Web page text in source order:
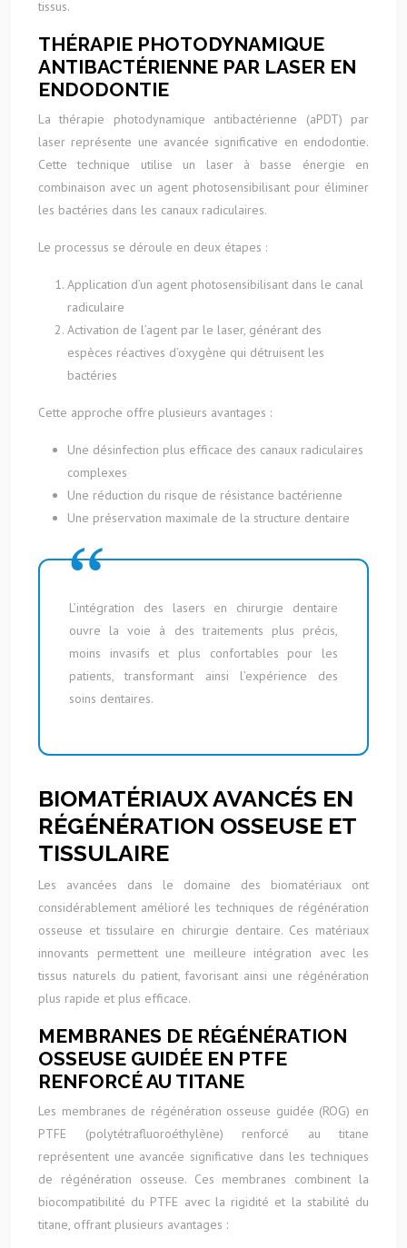
tissus.
THÉRAPIE PHOTODYNAMIQUE
ANTIBACTÉRIENNE PAR LASER EN
ENDODONTIE
La thérapie photodynamique antibactérienne (aPDT) par
laser représente une avancée significative en endodontie.
Cette technique utilise un laser à basse énergie en
combinaison avec un agent photosensibilisant pour éliminer
les bactéries dans les canaux radiculaires.
Le processus se déroule en deux étapes :
Application d’un agent photosensibilisant dans le canal
radiculaire
Activation de l’agent par le laser, générant des
espèces réactives d’oxygène qui détruisent les
bactéries
Cette approche offre plusieurs avantages :
Une désinfection plus efficace des canaux radiculaires
complexes
Une réduction du risque de résistance bactérienne
Une préservation maximale de la structure dentaire
L’intégration des lasers en chirurgie dentaire
ouvre la voie à des traitements plus précis,
moins invasifs et plus confortables pour les
patients, transformant ainsi l’expérience des
soins dentaires.
BIOMATÉRIAUX AVANCÉS EN
RÉGÉNÉRATION OSSEUSE ET
TISSULAIRE
Les avancées dans le domaine des biomatériaux ont
considérablement amélioré les techniques de régénération
osseuse et tissulaire en chirurgie dentaire. Ces matériaux
innovants permettent une meilleure intégration avec les
tissus naturels du patient, favorisant ainsi une régénération
plus rapide et plus efficace.
MEMBRANES DE RÉGÉNÉRATION
OSSEUSE GUIDÉE EN PTFE
RENFORCÉ AU TITANE
Les membranes de régénération osseuse guidée (ROG) en
PTFE (polytétrafluoroéthylène) renforcé au titane
représentent une avancée significative dans les techniques
de régénération osseuse. Ces membranes combinent la
biocompatibilité du PTFE avec la rigidité et la stabilité du
titane, offrant plusieurs avantages :